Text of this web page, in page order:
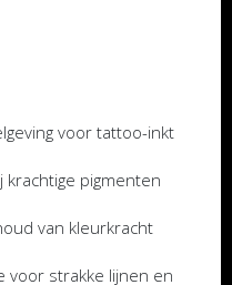
voor tattoo-inkt
pigmenten
van kleurkracht
voor strakke lijnen en